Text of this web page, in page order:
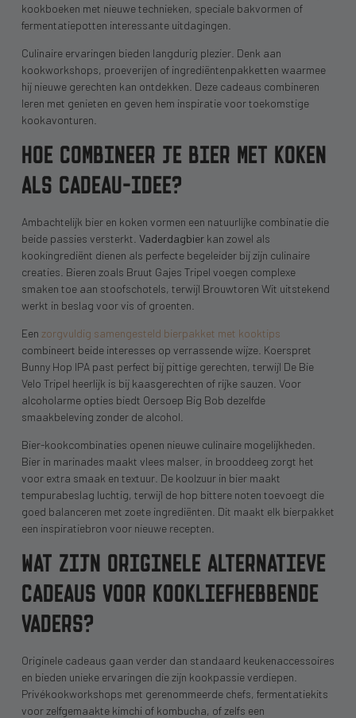
kookboeken met nieuwe technieken, speciale bakvormen of
fermentatiepotten interessante uitdagingen.
Culinaire ervaringen bieden langdurig plezier. Denk aan
kookworkshops, proeverijen of ingrediëntenpakketten waarmee
hij nieuwe gerechten kan ontdekken. Deze cadeaus combineren
leren met genieten en geven hem inspiratie voor toekomstige
kookavonturen.
HOE COMBINEER JE BIER MET KOKEN
ALS CADEAU-IDEE?
Ambachtelijk bier en koken vormen een natuurlijke combinatie die
beide passies versterkt. Vaderdagbierkan zowel als
kookingrediënt dienen als perfecte begeleider bij zijn culinaire
creaties. Bieren zoals Bruut Gajes Tripel voegen complexe
smaken toe aan stoofschotels, terwijl Brouwtoren Wit uitstekend
werkt in beslag voor vis of groenten.
Een zorgvuldig samengesteld bierpakket met kooktips
combineert beide interesses op verrassende wijze. Koerspret
Bunny Hop IPA past perfect bij pittige gerechten, terwijl De Bie
Velo Tripel heerlijk is bij kaasgerechten of rijke sauzen. Voor
alcoholarme opties biedt Oersoep Big Bob dezelfde
smaakbeleving zonder de alcohol.
Bier-kookcombinaties openen nieuwe culinaire mogelijkheden.
Bier in marinades maakt vlees malser, in brooddeeg zorgt het
voor extra smaak en textuur. De koolzuur in bier maakt
tempurabeslag luchtig, terwijl de hop bittere noten toevoegt die
goed balanceren met zoete ingrediënten. Dit maakt elk bierpakket
een inspiratiebron voor nieuwe recepten.
WAT ZIJN ORIGINELE ALTERNATIEVE
CADEAUS VOOR KOOKLIEFHEBBENDE
VADERS?
Originele cadeaus gaan verder dan standaard keukenaccessoires
en bieden unieke ervaringen die zijn kookpassie verdiepen.
Privékookworkshops met gerenommeerde chefs, fermentatiekits
voor zelfgemaakte kimchi of kombucha, of zelfs een